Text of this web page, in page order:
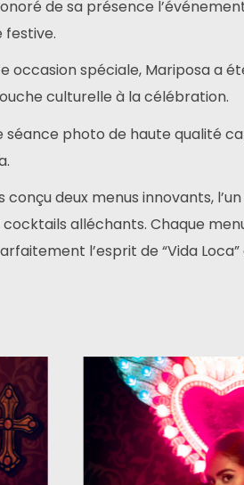
de sa présence
festive.
occasion spéciale, Mariposa a
culturelle à la célébration.
séance photo de haute qualité
conçu deux menus innovants,
alléchants. Chaque
l’esprit de “Vida